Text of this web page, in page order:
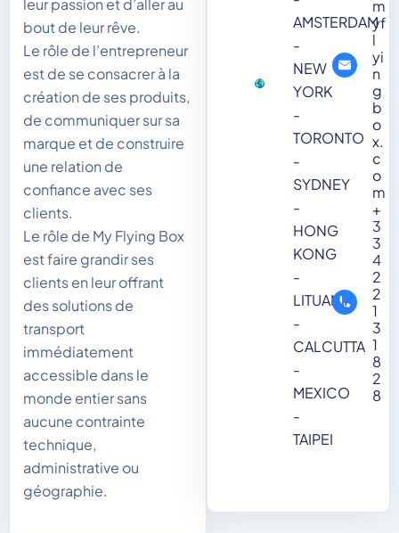
leur passion et d’aller au
bout de leur rêve.
Le rôle de l’entrepreneur
est de se consacrer à la
création de ses produits,
de communiquer sur sa
marque et de construire
une relation de
confiance avec ses
clients.
Le rôle de My Flying Box
est faire grandir ses
clients en leur offrant
des solutions de
transport
immédiatement
accessible dans le
monde entier sans
aucune contrainte
technique,
administrative ou
géographie.
AMSTERDAM
-
NEW
YORK
-
TORONTO
-
SYDNEY
-
HONG
KONG
-
LITUANIA
-
CALCUTTA
-
MEXICO
-
TAIPEI
m
yf
l
yi
n
g
b
o
x.
c
o
m
+
3
3
4
2
2
1
3
1
8
2
8